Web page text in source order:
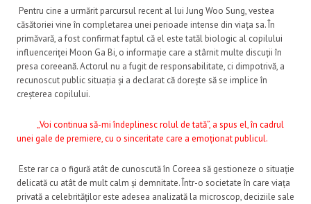
Pentru cine a urmărit parcursul recent al lui Jung Woo Sung, vestea
căsătoriei vine în completarea unei perioade intense din viața sa. În
primăvară, a fost confirmat faptul că el este tatăl biologic al copilului
influenceriței Moon Ga Bi, o informație care a stârnit multe discuții în
presa coreeană. Actorul nu a fugit de responsabilitate, ci dimpotrivă, a
recunoscut public situația și a declarat că dorește să se implice în
creșterea copilului.
„Voi continua să-mi îndeplinesc rolul de tată”, a spus el, în cadrul
unei gale de premiere, cu o sinceritate care a emoționat publicul.
Este rar ca o figură atât de cunoscută în Coreea să gestioneze o situație
delicată cu atât de mult calm și demnitate. Într-o societate în care viața
privată a celebrităților este adesea analizată la microscop, deciziile sale